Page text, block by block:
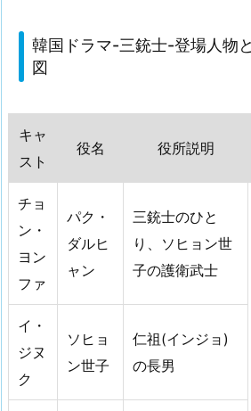
韓国ドラマ-三銃士-登場人物
図
キャ
スト
役名 役所説明
チョ
ン・
ヨン
ファ
パク・
ダルヒ
ャン
三銃士のひと
り、ソヒョン世
子の護衛武士
イ・
ジヌ
ク
ソヒョ
ン世子
仁祖(インジョ)
の長男